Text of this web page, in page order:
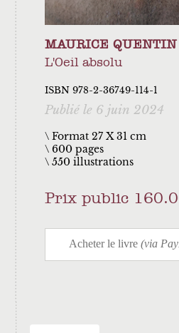
MAURICE
L'Oeil absolu
ISBN 978-2-36749-114-1
Publié le 6 juin 2024
\ Format 27 X 31 cm
600 pages
550 illustrations
Prix public